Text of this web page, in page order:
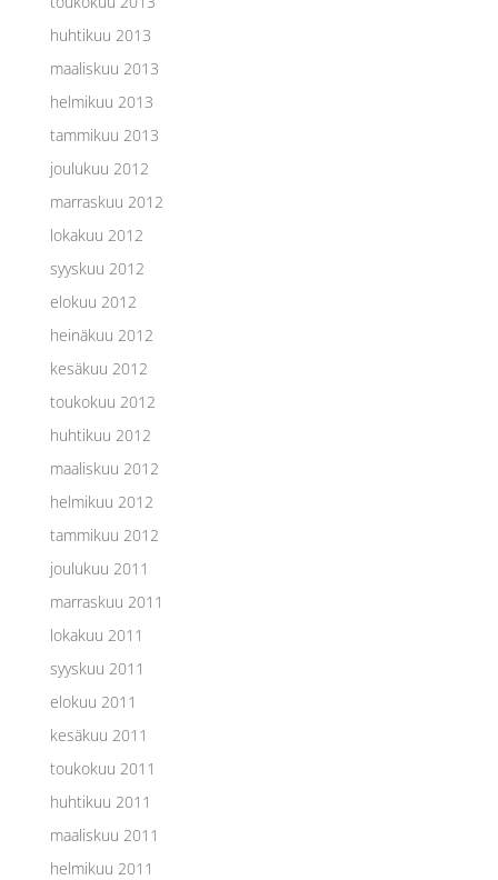
huhtikuu 2013
maaliskuu 2013
helmikuu 2013
tammikuu 2013
joulukuu 2012
marraskuu 2012
lokakuu 2012
syyskuu 2012
elokuu 2012
heinäkuu 2012
kesäkuu 2012
toukokuu 2012
huhtikuu 2012
maaliskuu 2012
helmikuu 2012
tammikuu 2012
joulukuu 2011
marraskuu 2011
lokakuu 2011
syyskuu 2011
elokuu 2011
kesäkuu 2011
toukokuu 2011
huhtikuu 2011
maaliskuu 2011
helmikuu 2011